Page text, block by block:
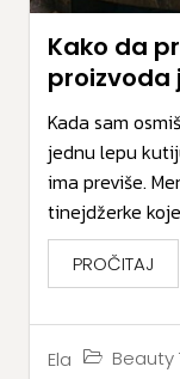
Kako da
proizvoda
Ela Beauty
Kada sam
jednu lepu
ima previše.
tinejdžerke
PROČITAJ